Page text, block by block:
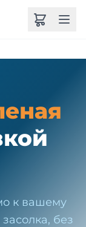
к вашему
без